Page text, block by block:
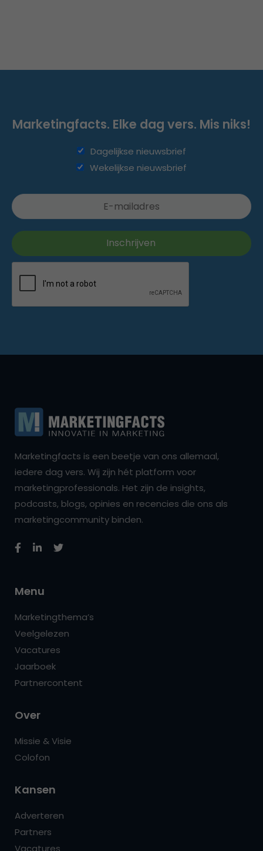
Marketingfacts. Elke dag vers. Mis niks!
Dagelijkse nieuwsbrief
Wekelijkse nieuwsbrief
Marketingfacts is een beetje van ons allemaal,
iedere dag vers. Wij zijn hét platform voor
marketingprofessionals. Het zijn de insights,
podcasts, blogs, opinies en recencies die ons als
marketingcommunity binden.
Menu
Marketingthema’s
Veelgelezen
Vacatures
Jaarboek
Partnercontent
Over
Missie & Visie
Colofon
Kansen
Adverteren
Partners
Vacatures